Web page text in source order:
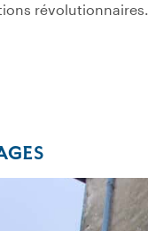
révolutionnaires.